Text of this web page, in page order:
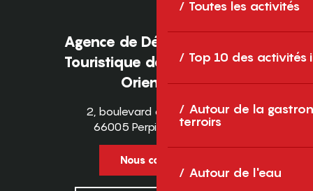
Toutes les activités
Top 10 des activités
Autour de la
terroirs
Autour de l'eau
Agence de Développement
Touristique des Pyrénées-
Orientales
2, boulevard des Pyrénées
66005 Perpignan Cedex
Nous contacter